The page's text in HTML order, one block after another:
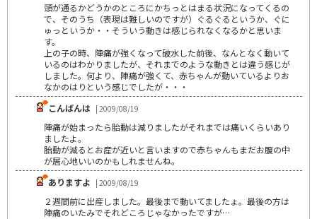
頭が通るかどうかのところにかちっとはまる状況になってくるの
で、そのうち（表現は難しいのですが）ぐるぐるというか、ぐに
ゅっというか・・そういう動きは感じられなくなるかと思いま
す。
上の子の時、陣痛が強くなって破水した前後、なんとなく動いて
いるのはわかりましたが、それまでのような動きとは違う感じが
しました。何より、陣痛が強くて、赤ちゃんが動いているよりお
なかのはりという感じでしたが・・・
こんばんは | 2009/08/19
陣痛が始まったら胎動は減りましたがそれまでは痛いくらいあり
ましたよ。
胎動が減るとお産が近いと言いますので赤ちゃんもまだお腹の中
が居心地いいのかもしれませんね。
ありますよ | 2009/08/19
２週間前に出産しました。最後まで動いてましたょ。最後の方は
陣痛のいたみでそれどころじゃなかったですが…